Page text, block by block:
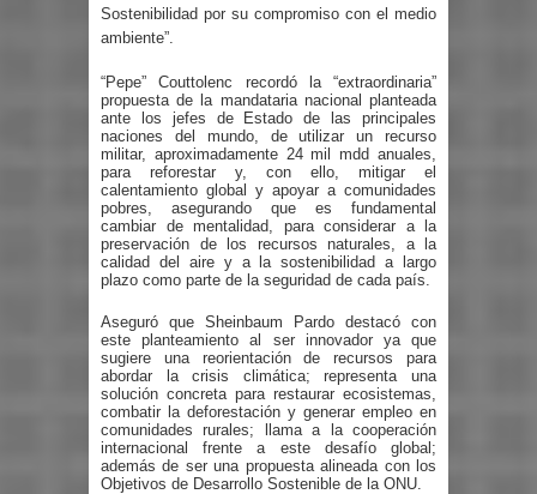
Sostenibilidad por su compromiso con el medio
ambiente”.
“Pepe” Couttolenc recordó la “extraordinaria”
propuesta de la mandataria nacional planteada
ante los jefes de Estado de las principales
naciones del mundo, de utilizar un recurso
militar, aproximadamente 24 mil mdd anuales,
para reforestar y, con ello, mitigar el
calentamiento global y apoyar a comunidades
pobres, asegurando que es fundamental
cambiar de mentalidad, para considerar a la
preservación de los recursos naturales, a la
calidad del aire y a la sostenibilidad a largo
plazo como parte de la seguridad de cada país.
Aseguró que Sheinbaum Pardo destacó con
este planteamiento al ser innovador ya que
sugiere una reorientación de recursos para
abordar la crisis climática; representa una
solución concreta para restaurar ecosistemas,
combatir la deforestación y generar empleo en
comunidades rurales; llama a la cooperación
internacional frente a este desafío global;
además de ser una propuesta alineada con los
Objetivos de Desarrollo Sostenible de la ONU.